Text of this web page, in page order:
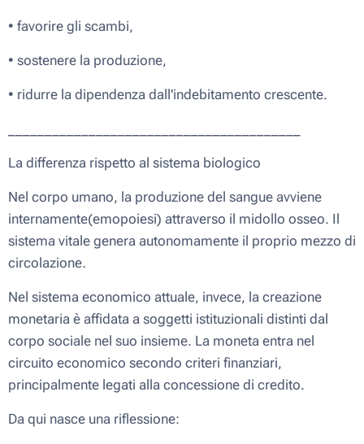
• favorire gli scambi,
• sostenere la produzione,
• ridurre la dipendenza dall'indebitamento crescente.
La differenza rispetto al sistema biologico
Nel corpo umano, la produzione del sangue avviene
internamente(emopoiesi) attraverso il midollo osseo. Il
sistema vitale genera autonomamente il proprio mezzo di
circolazione.
Nel sistema economico attuale, invece, la creazione
monetaria è affidata a soggetti istituzionali distinti dal
corpo sociale nel suo insieme. La moneta entra nel
circuito economico secondo criteri finanziari,
principalmente legati alla concessione di credito.
Da qui nasce una riflessione: